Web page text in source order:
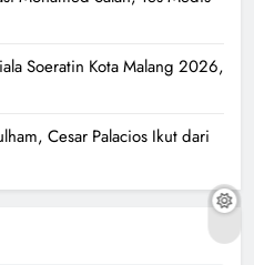
Soeratin Kota Malang 2026,
Cesar Palacios Ikut dari